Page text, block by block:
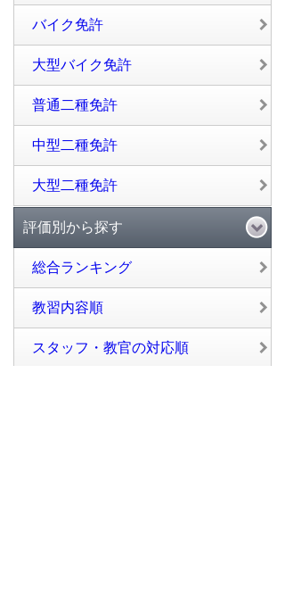
バイク免許
大型バイク免許
普通二種免許
中型二種免許
大型二種免許
評価別から探す
総合ランキング
教習内容順
スタッフ・教官の対応順